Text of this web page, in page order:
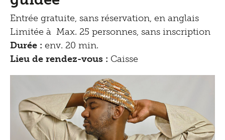
Entrée gratuite, sans réservation, en anglais
Limitée à Max. 25 personnes, sans inscription
Durée : env. 20 min.
Lieu de rendez-vous : Caisse